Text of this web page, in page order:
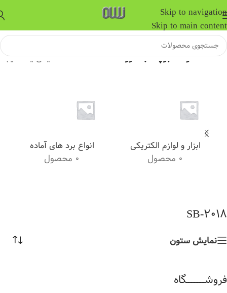
Skip to navigation
Skip to main content
خانه/محصولات برچسب خورده “SB-2018” نمایش یک نتیجه
ابزار و لوازم الکتریکی
0 محصول
انواع برد های آماده
0 محصول
SB-2018
نمایش ستون
فروشــــــــــــگاه